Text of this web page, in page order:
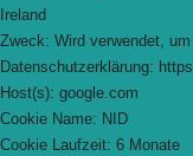
Ireland
Zweck: Wird verwendet,
Datenschutzerklärung:
Host(s): google.com
Cookie Name: NID
Cookie Laufzeit: 6 Monate